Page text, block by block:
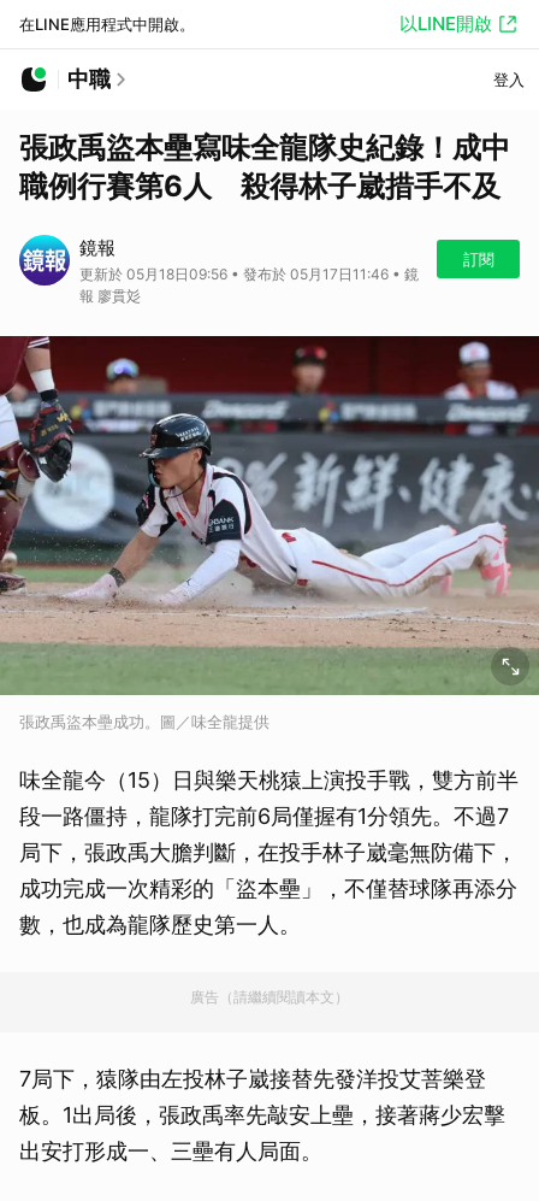
在LINE應用程式中開啟。 以LINE開啟
中職 登入
張政禹盜本壘寫味全龍隊史紀錄！成中
職例行賽第6人 殺得林子崴措手不及
鏡報
更新於 05月18日09:56 • 發布於 05月17日11:46 • 鏡
報 廖貫彣
訂閱
張政禹盜本壘成功。圖／味全龍提供
味全龍今（15）日與樂天桃猿上演投手戰，雙方前半
段一路僵持，龍隊打完前6局僅握有1分領先。不過7
局下，張政禹大膽判斷，在投手林子崴毫無防備下，
成功完成一次精彩的「盜本壘」，不僅替球隊再添分
數，也成為龍隊歷史第一人。
廣告（請繼續閱讀本文）
7局下，猿隊由左投林子崴接替先發洋投艾菩樂登
板。1出局後，張政禹率先敲安上壘，接著蔣少宏擊
出安打形成一、三壘有人局面。